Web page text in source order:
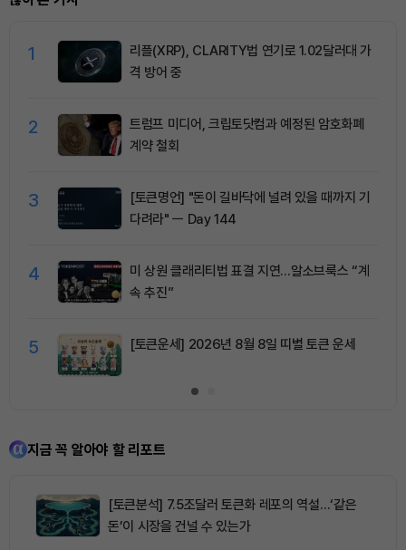
1
리플(XRP), CLARITY법 연기로 1.02달러대 가
격 방어 중
2
트럼프 미디어, 크립토닷컴과 예정된 암호화폐
계약 철회
3
[토큰명언] "돈이 길바닥에 널려 있을 때까지 기
다려라" ㅡ Day 144
4
미 상원 클래리티법 표결 지연…알소브룩스 “계
속 추진”
5 [토큰운세] 2026년 8월 8일 띠별 토큰 운세
지금 꼭 알아야 할 리포트
[토큰분석] 7.5조달러 토큰화 레포의 역설…‘같은
돈’이 시장을 건널 수 있는가